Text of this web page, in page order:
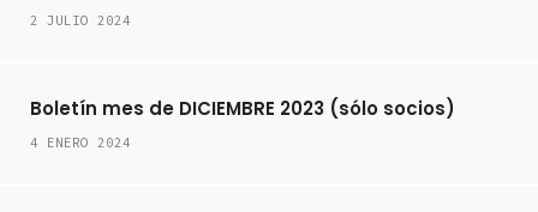
2 JULIO 2024
Boletín mes de DICIEMBRE 2023 (sólo socios)
4 ENERO 2024